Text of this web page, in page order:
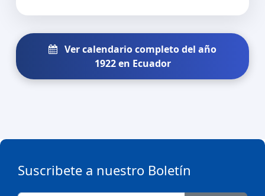
Ver calendario completo del año
1922 en Ecuador
Suscribete a nuestro Boletín